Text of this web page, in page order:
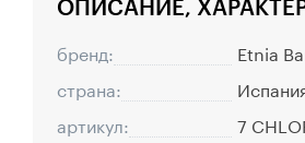
ОПИСАНИЕ,
бренд:
Etnia
страна:
артикул:
7